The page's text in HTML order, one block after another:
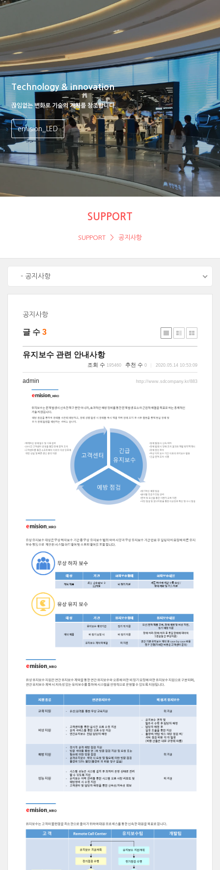
Technology & innovation
끊임없는 변화로 기술의 가치를 창조합니다.
emision_LED
SUPPORT
SUPPORT 공지사항
- 공지사항
공지사항
글 수 3
유지보수 관련 안내사항
조회 수 195460 추천 수 0 2020.05.14 10:53:09
admin http://www.sdcompany.kr/883